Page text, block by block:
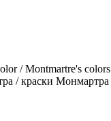
/ Montmartre's colors
/ краски Монмартра